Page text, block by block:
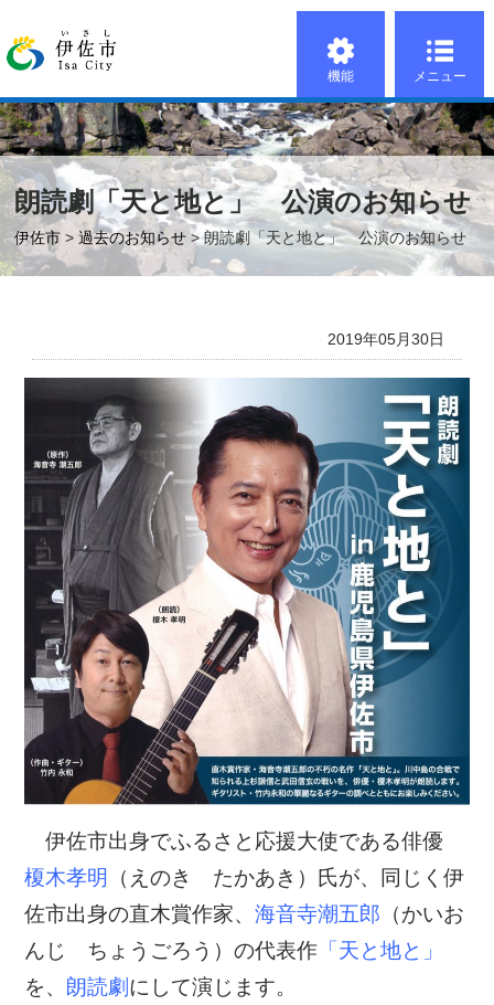
機能 メニュー
朗読劇「天と地と」 公演のお知らせ
伊佐市 >過去のお知らせ > 朗読劇「天と地と」 公演のお知らせ
2019年05月30日
伊佐市出身でふるさと応援大使である俳優
榎木孝明
（えのき たかあき）氏が、
同じく伊
佐市出身の直木賞作家、 海音寺潮五郎 （かいお
んじ ちょうごろう）の代表作「天と地と」
を、 朗読劇 にして演じます。